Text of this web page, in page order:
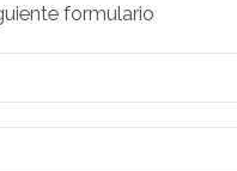
formulario